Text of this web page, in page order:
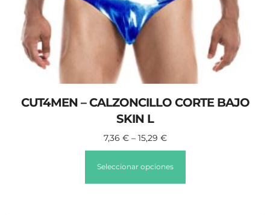
CUT4MEN – CALZONCILLO CORTE BAJO
SKIN L
7,36 €– 15,29 €
Seleccionar opciones